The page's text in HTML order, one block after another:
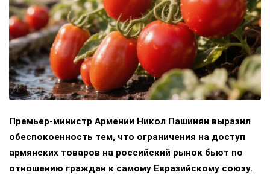
Премьер-министр Армении Никол Пашинян выразил
обеспокоенность тем, что ограничения на доступ
армянских товаров на российский рынок бьют по
отношению граждан к самому Евразийскому союзу.